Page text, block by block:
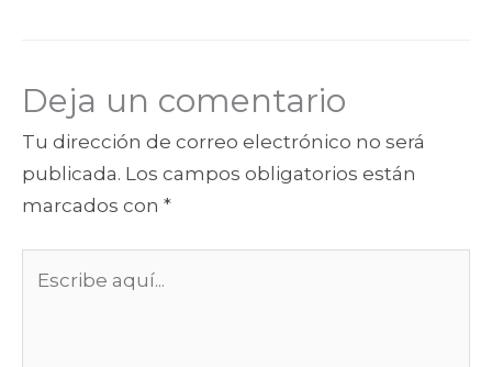
Deja un comentario
Tu dirección de correo electrónico no será
publicada. Los campos obligatorios están
marcados con *